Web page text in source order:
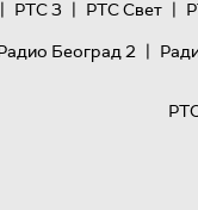
| РТС 3 | РТС Свет |
Београд 2 |